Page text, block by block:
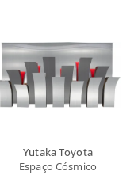
Yutaka Toyota
Espaço Cósmico